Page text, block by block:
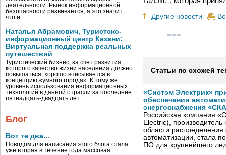
деятельности. Рынок информационной
безопасности развивается, а это значит,
что и …
Наталья Абрамович, Туристско-
информационный центр Казани:
Виртуальная поддержка реальных
путешествий
Туристический бизнес, за счет развития
которого качество жизни населения должно
повышаться, хорошо вписывается в
концепцию «умного города». К тому же
уровень использования информационных
технологий в данной отрасли за последние
пятнадцать-двадцать лет …
Блог
Вот те два...
Поводом для написания этого блога стала
уже вторая в течение года массовая
Другие новости
Статьи по схожей
«Систэм Электрик»
обеспечении
энергоснабжения
Российская компания
Electric),
области распределения
автоматизации, стала
ПО для крупнейшего